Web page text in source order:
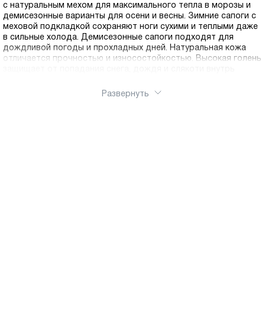
Покупателям
с натуральным мехом для максимального тепла в морозы и
демисезонные варианты для осени и весны. Зимние сапоги с
меховой подкладкой сохраняют ноги сухими и теплыми даже
в сильные холода. Демисезонные сапоги подходят для
дождливой погоды и прохладных дней. Натуральная кожа
отличается прочностью и износостойкостью. Высокая голень
протектором обеспечивает безопасность на мокрых и
Развернуть